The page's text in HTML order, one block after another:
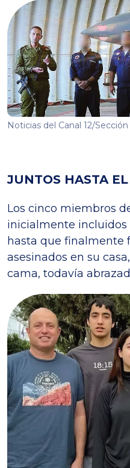
Noticias del Canal 12/Sección
JUNTOS HASTA
Los cinco miembros
inicialmente incluidos
hasta que finalmente
asesinados en su
cama, todavía